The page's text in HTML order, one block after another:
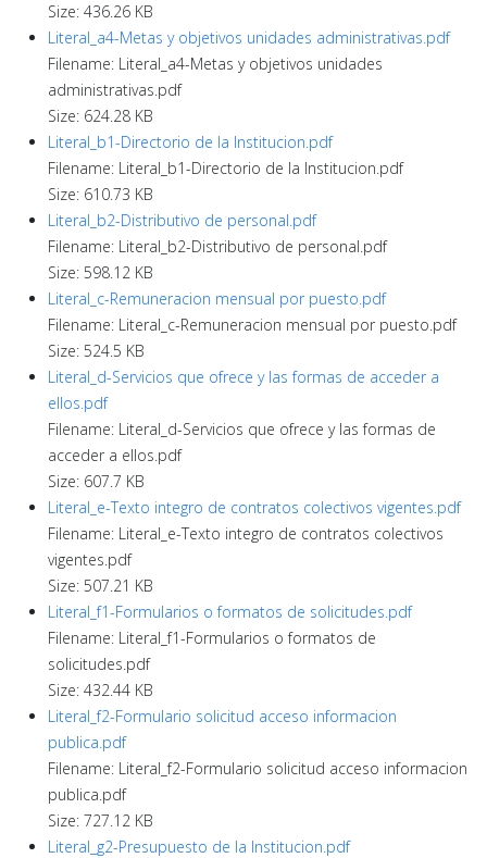
Size: 436.26 KB
Literal_a4-Metas y objetivos unidades administrativas.pdf
Filename: Literal_a4-Metas y objetivos unidades
administrativas.pdf
Size: 624.28 KB
Literal_b1-Directorio de la Institucion.pdf
Filename: Literal_b1-Directorio de la Institucion.pdf
Size: 610.73 KB
Literal_b2-Distributivo de personal.pdf
Filename: Literal_b2-Distributivo de personal.pdf
Size: 598.12 KB
Literal_c-Remuneracion mensual por puesto.pdf
Filename: Literal_c-Remuneracion mensual por puesto.pdf
Size: 524.5 KB
Literal_d-Servicios que ofrece y las formas de acceder a
ellos.pdf
Filename: Literal_d-Servicios que ofrece y las formas de
acceder a ellos.pdf
Size: 607.7 KB
Literal_e-Texto integro de contratos colectivos vigentes.pdf
Filename: Literal_e-Texto integro de contratos colectivos
vigentes.pdf
Size: 507.21 KB
Literal_f1-Formularios o formatos de solicitudes.pdf
Filename: Literal_f1-Formularios o formatos de
solicitudes.pdf
Size: 432.44 KB
Literal_f2-Formulario solicitud acceso informacion
publica.pdf
Filename: Literal_f2-Formulario solicitud acceso informacion
publica.pdf
Size: 727.12 KB
Literal_g2-Presupuesto de la Institucion.pdf